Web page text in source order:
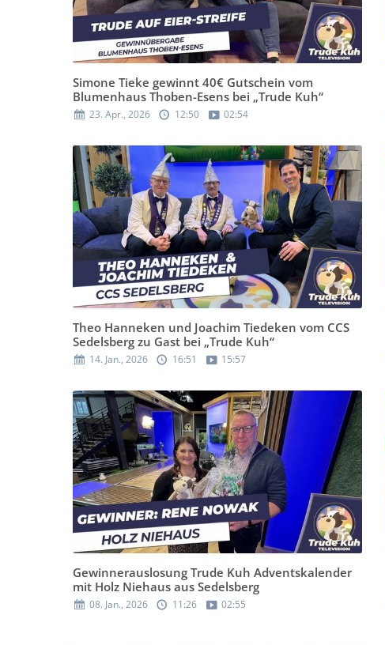
Simone Tieke gewinnt 40€ Gutschein vom
Blumenhaus Thoben-Esens bei „Trude Kuh“
23. Apr., 2026 12:50 02:54
Theo Hanneken und Joachim Tiedeken vom CCS
Sedelsberg zu Gast bei „Trude Kuh“
14. Jan., 2026 16:51 15:57
Gewinnerauslosung Trude Kuh Adventskalender
mit Holz Niehaus aus Sedelsberg
08. Jan., 2026 11:26 02:55